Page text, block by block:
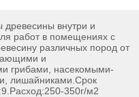
древесины внутри и
работ в помещениях с
различных пород от
и
грибами, насекомыми-
лишайниками.Срок
350г/м2